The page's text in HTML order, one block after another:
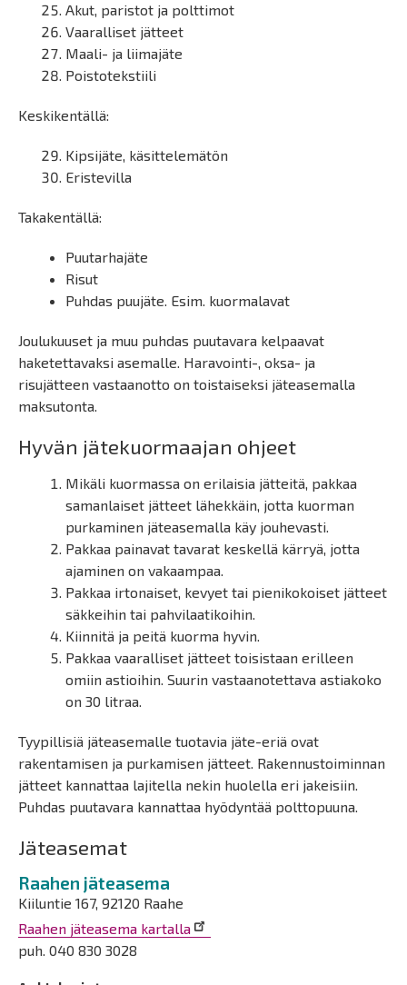
Akut, paristot ja polttimot
Vaaralliset jätteet
Maali- ja liimajäte
Poistotekstiili
Keskikentällä:
Kipsijäte, käsittelemätön
Eristevilla
Takakentällä:
Puutarhajäte
Risut
Puhdas puujäte. Esim. kuormalavat
Joulukuuset ja muu puhdas puutavara kelpaavat
haketettavaksi asemalle. Haravointi-, oksa- ja
risujätteen vastaanotto on toistaiseksi jäteasemalla
maksutonta.
Hyvän jätekuormaajan ohjeet
Mikäli kuormassa on erilaisia jätteitä, pakkaa
samanlaiset jätteet lähekkäin, jotta kuorman
purkaminen jäteasemalla käy jouhevasti.
Pakkaa painavat tavarat keskellä kärryä, jotta
ajaminen on vakaampaa.
Pakkaa irtonaiset, kevyet tai pienikokoiset jätteet
säkkeihin tai pahvilaatikoihin.
Kiinnitä ja peitä kuorma hyvin.
Pakkaa vaaralliset jätteet toisistaan erilleen
omiin astioihin. Suurin vastaanotettava astiakoko
on 30 litraa.
Tyypillisiä jäteasemalle tuotavia jäte-eriä ovat
rakentamisen ja purkamisen jätteet. Rakennustoiminnan
jätteet kannattaa lajitella nekin huolella eri jakeisiin.
Puhdas puutavara kannattaa hyödyntää polttopuuna.
Jäteasemat
Raahen jäteasema
Kiiluntie 167, 92120 Raahe
Raahen jäteasema kartalla
puh. 040 830 3028